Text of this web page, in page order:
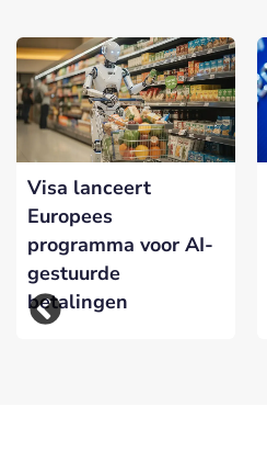
Visa lanceert
Europees
programma voor AI-
gestuurde
betalingen